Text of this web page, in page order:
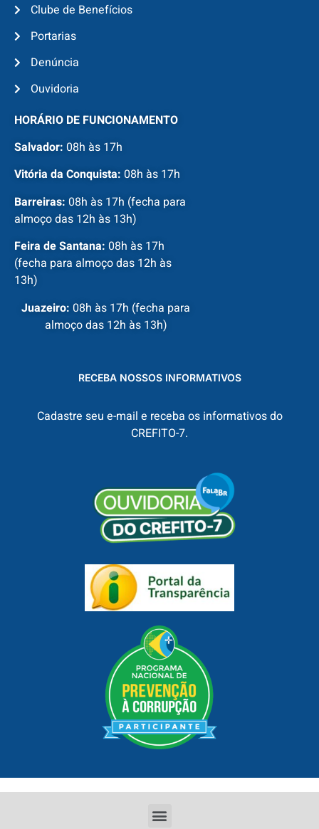
Clube de Benefícios
Portarias
Denúncia
Ouvidoria
HORÁRIO DE FUNCIONAMENTO
Salvador: 08h às 17h
Vitória da Conquista: 08h às 17h
Barreiras: 08h às 17h (fecha para
almoço das 12h às 13h)
Feira de Santana: 08h às 17h
(fecha para almoço das 12h às
13h)
Juazeiro: 08h às 17h (fecha para
almoço das 12h às 13h)
RECEBA NOSSOS INFORMATIVOS
Cadastre seu e-mail e receba os informativos do
CREFITO-7.